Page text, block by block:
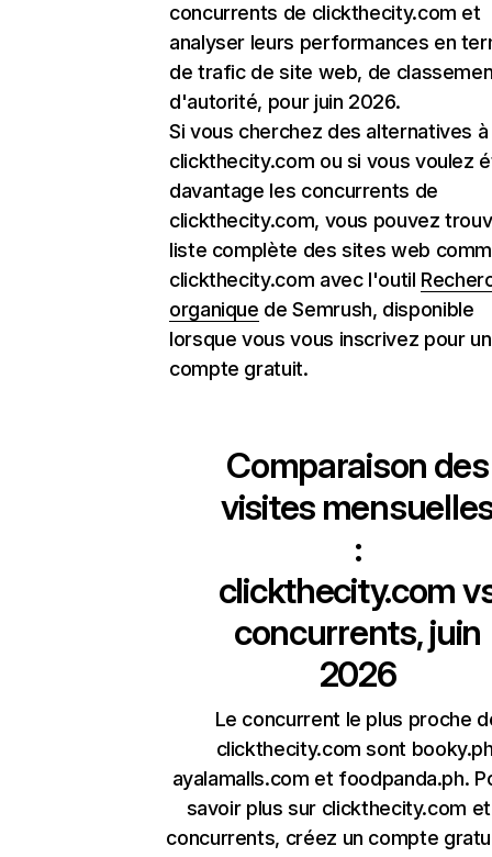
concurrents de clickthecity.com et
analyser leurs performances en
de trafic de site web, de
d'autorité, pour juin 2026.
Si vous cherchez des alternatives à
clickthecity.com ou si vous voulez
davantage les concurrents de
clickthecity.com, vous pouvez
liste complète des sites web
clickthecity.com avec l'outil
organique de Semrush, disponible
lorsque vous vous inscrivez pour un
compte gratuit.
Comparaison des
visites
:
clickthecity.com
concurrents, juin
2026
Le concurrent le plus proche
clickthecity.com sont
ayalamalls.com et foodpanda.ph.
savoir plus sur clickthecity.com
concurrents, créez un compte